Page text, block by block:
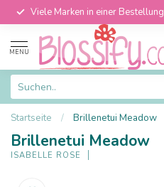
Viele Marken in einer Bestellung
MENU
Startseite / Brillenetui Meadow
Brillenetui Meadow
ISABELLE ROSE